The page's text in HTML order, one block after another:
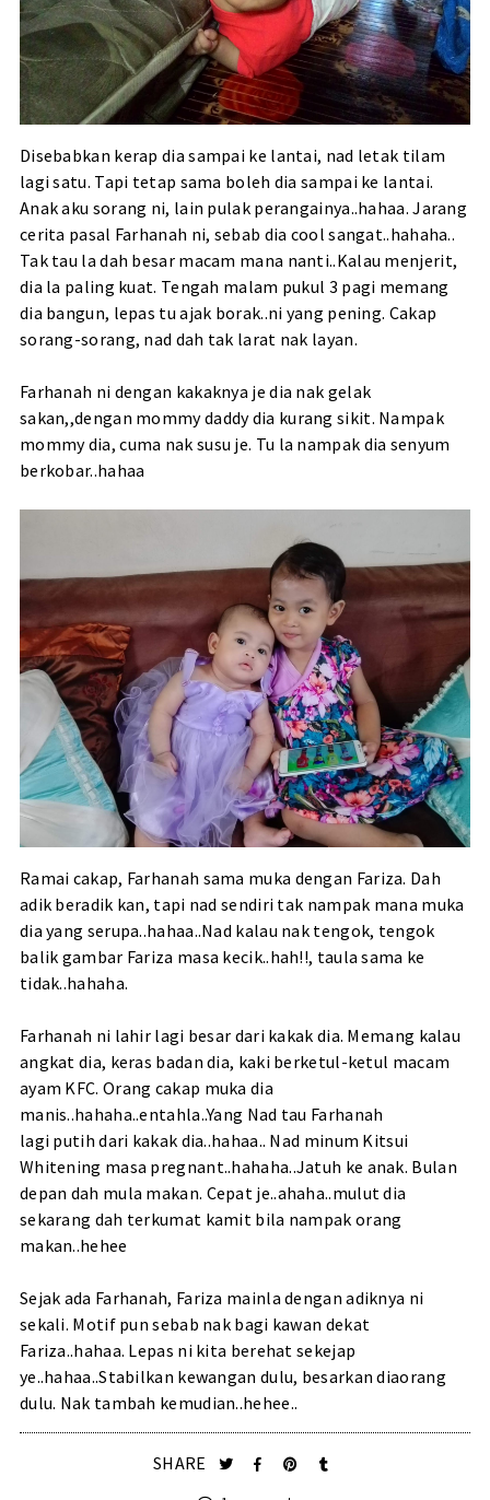
Disebabkan kerap dia sampai ke lantai, nad letak tilam
lagi satu. Tapi tetap sama boleh dia sampai ke lantai.
Anak aku sorang ni, lain pulak perangainya..hahaa. Jarang
cerita pasal Farhanah ni, sebab dia cool sangat..hahaha..
Tak tau la dah besar macam mana nanti..Kalau menjerit,
dia la paling kuat. Tengah malam pukul 3 pagi memang
dia bangun, lepas tu ajak borak..ni yang pening. Cakap
sorang-sorang, nad dah tak larat nak layan.
Farhanah ni dengan kakaknya je dia nak gelak
sakan,,dengan mommy daddy dia kurang sikit. Nampak
mommy dia, cuma nak susu je. Tu la nampak dia senyum
berkobar..hahaa
Ramai cakap, Farhanah sama muka dengan Fariza. Dah
adik beradik kan, tapi nad sendiri tak nampak mana muka
dia yang serupa..hahaa..Nad kalau nak tengok, tengok
balik gambar Fariza masa kecik..hah!!, taula sama ke
tidak..hahaha.
Farhanah ni lahir lagi besar dari kakak dia. Memang kalau
angkat dia, keras badan dia, kaki berketul-ketul macam
ayam KFC. Orang cakap muka dia
manis..hahaha..entahla..Yang Nad tau Farhanah
lagi putih dari kakak dia..hahaa.. Nad minum Kitsui
Whitening masa pregnant..hahaha..Jatuh ke anak. Bulan
depan dah mula makan. Cepat je..ahaha..mulut dia
sekarang dah terkumat kamit bila nampak orang
makan..hehee
Sejak ada Farhanah, Fariza mainla dengan adiknya ni
sekali. Motif pun sebab nak bagi kawan dekat
Fariza..hahaa. Lepas ni kita berehat sekejap
ye..hahaa..Stabilkan kewangan dulu, besarkan diaorang
dulu. Nak tambah kemudian..hehee..
SHARE